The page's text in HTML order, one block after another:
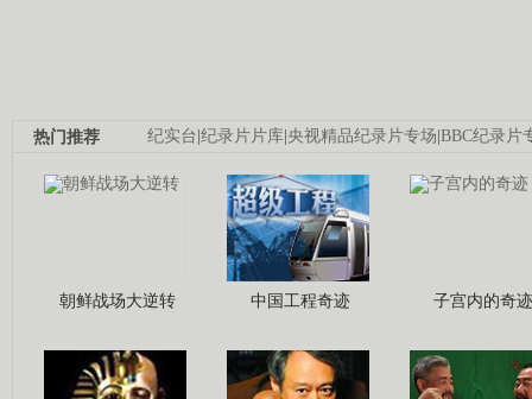
纪实台|纪录片片库|央视精品纪录片专场|BBC纪录片
热门推荐
朝鲜战场大逆转 中国工程奇迹 子宫内的奇迹